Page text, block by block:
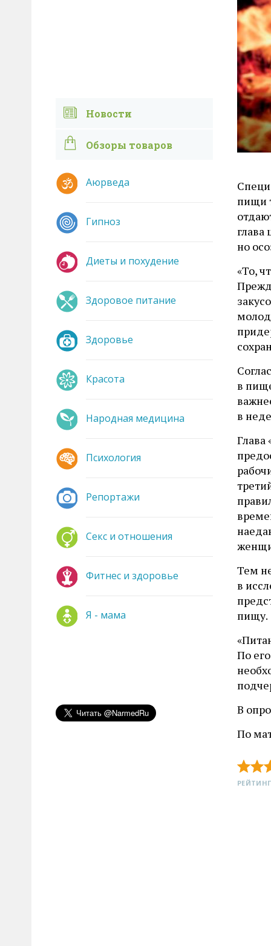
пищи
но
«То,
в
в
Глава
Тем
в
пищу.
По
В
По
Новости
Обзоры товаров
Аюрведа
Гипноз
Диеты и похудение
Здоровое питание
Здоровье
Красота
Народная медицина
Психология
Репортажи
Секс и отношения
Фитнес и здоровье
Я - мама